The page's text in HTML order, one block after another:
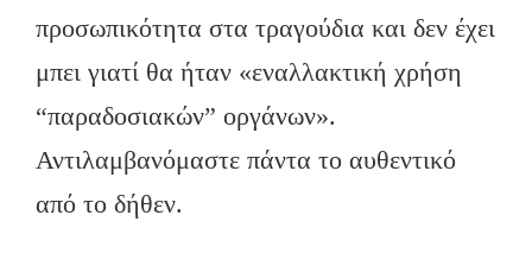
προσωπικότητα στα τραγούδια και δεν έχει
μπει γιατί θα ήταν «εναλλακτική χρήση
“παραδοσιακών” οργάνων».
Αντιλαμβανόμαστε πάντα το αυθεντικό
από το δήθεν.